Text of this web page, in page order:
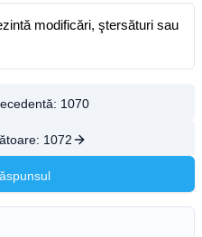
modificări, ştersături sau
1070
1072